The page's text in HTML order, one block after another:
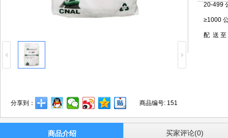
分享到： 商品编号: 151
20-499
≥1000
配 送 至
商品介绍 买家评论(0)